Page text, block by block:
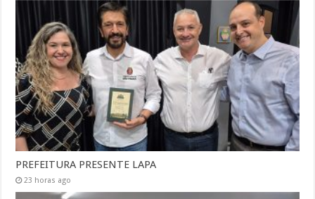
PREFEITURA PRESENTE LAPA
23 horas ago